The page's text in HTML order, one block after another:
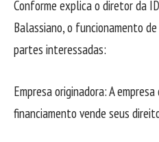
Conforme explica o diretor da
Balassiano, o funcionamento
partes interessadas:
Empresa originadora: A
financiamento vende seus